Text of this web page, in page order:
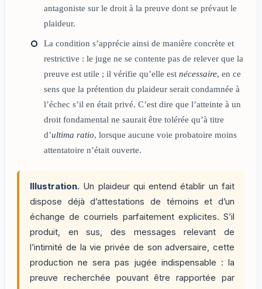
antagoniste sur le droit à la preuve dont se prévaut le
plaideur.
La condition s’apprécie ainsi de manière concrète et
restrictive : le juge ne se contente pas de relever que la
preuve est utile ; il vérifie qu’elle estnécessaire, en ce
sens que la prétention du plaideur serait condamnée à
l’échec s’il en était privé. C’est dire que l’atteinte à un
droit fondamental ne saurait être tolérée qu’à titre
d’ultima ratio, lorsque aucune voie probatoire moins
attentatoire n’était ouverte.
Illustration. Un plaideur qui entend établir un fait
dispose déjà d’attestations de témoins et d’un
échange de courriels parfaitement explicites. S’il
produit, en sus, des messages relevant de
l’intimité de la vie privée de son adversaire, cette
production ne sera pas jugée indispensable : la
preuve recherchée pouvant être rapportée par